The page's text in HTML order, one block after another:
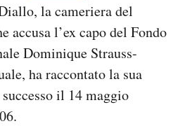
la cameriera del
accusa l’ex capo del Fondo
Dominique Strauss-
ha raccontato la sua
il 14 maggio